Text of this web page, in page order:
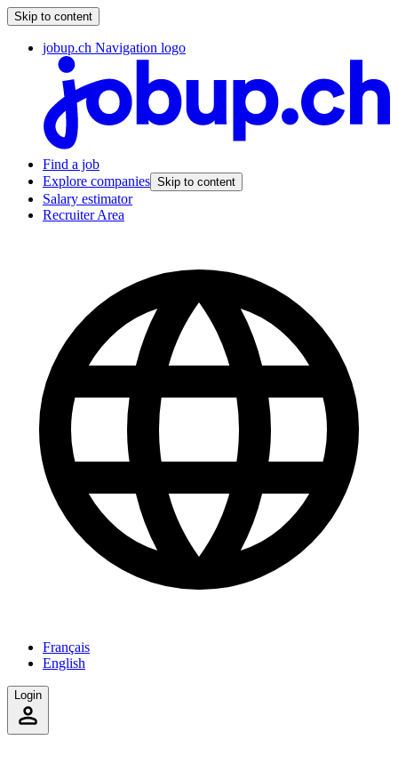
Skip to content
jobup.ch Navigation logo
Find a job
Explore companies Skip to content
Salary estimator
Recruiter Area
Français
English
Login